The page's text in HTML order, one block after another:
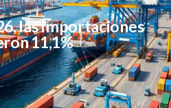
las importaciones
11,1%